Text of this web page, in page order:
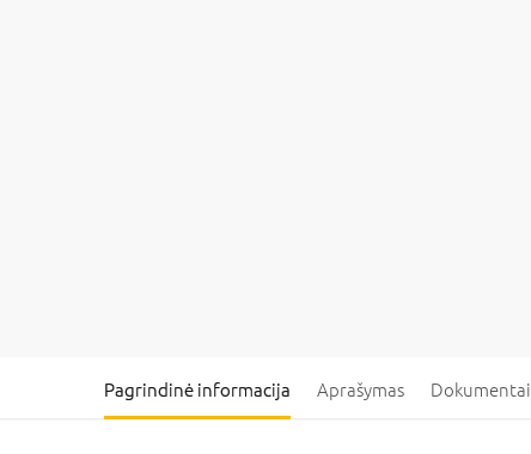
Pagrindinė informacija Aprašymas Dokumentai